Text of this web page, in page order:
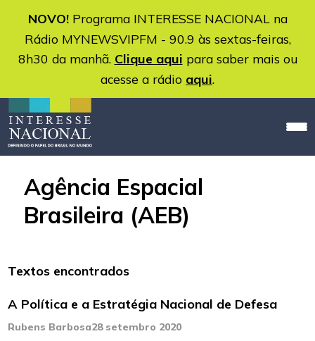
NOVO!Programa INTERESSE NACIONAL na
Rádio MYNEWSVIPFM - 90.9 às sextas-feiras,
8h30 da manhã. Clique aqui para saber mais ou
acesse a rádio aqui.
Agência Espacial
Brasileira (AEB)
Textos encontrados
A Política e a Estratégia Nacional de Defesa
Rubens Barbosa28 setembro 2020